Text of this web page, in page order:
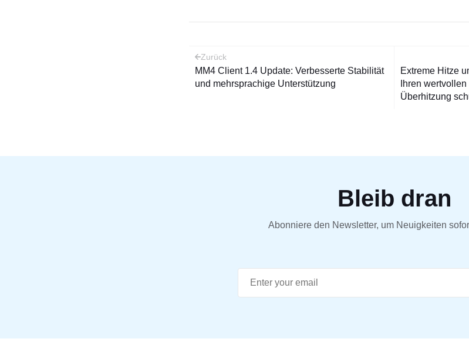
Beitragsnavigation
Zurück
MM4 Client 1.4 Update: Verbesserte Stabilität
und mehrsprachige Unterstützung
Extreme Hitze
Ihren
Überhitzung
Bleib dran
Abonniere den Newsletter, um Neuigkeiten